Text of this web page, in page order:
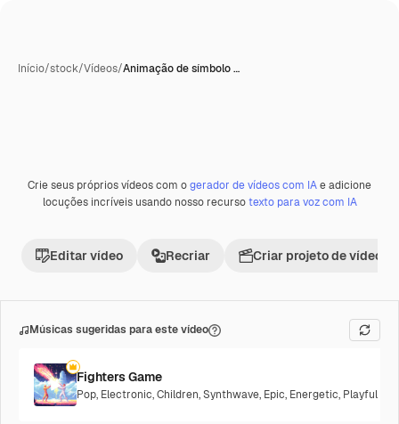
Início/stock/Vídeos/Animação de símbolo …
Premium
Crie seus próprios vídeos com ogerador de vídeos com IAe adicione
locuções incríveis usando nosso recursotexto para voz com IA
Editar vídeo Recriar Criar projeto de vídeo
Músicas sugeridas para este vídeo
Fighters Game
Pop, Electronic,Children,Synthwave, Epic, Energetic, Playful